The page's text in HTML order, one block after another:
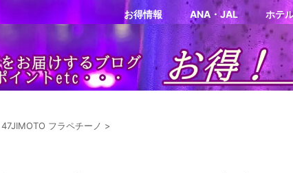
お得情報 ANA・JAL ホテ
47JIMOTO フラペチーノ >